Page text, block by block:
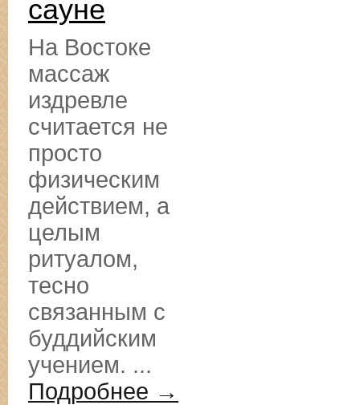
сауне
На Востоке
массаж
издревле
считается не
просто
физическим
действием, а
целым
ритуалом,
тесно
связанным с
буддийским
учением. ...
Подробнее →